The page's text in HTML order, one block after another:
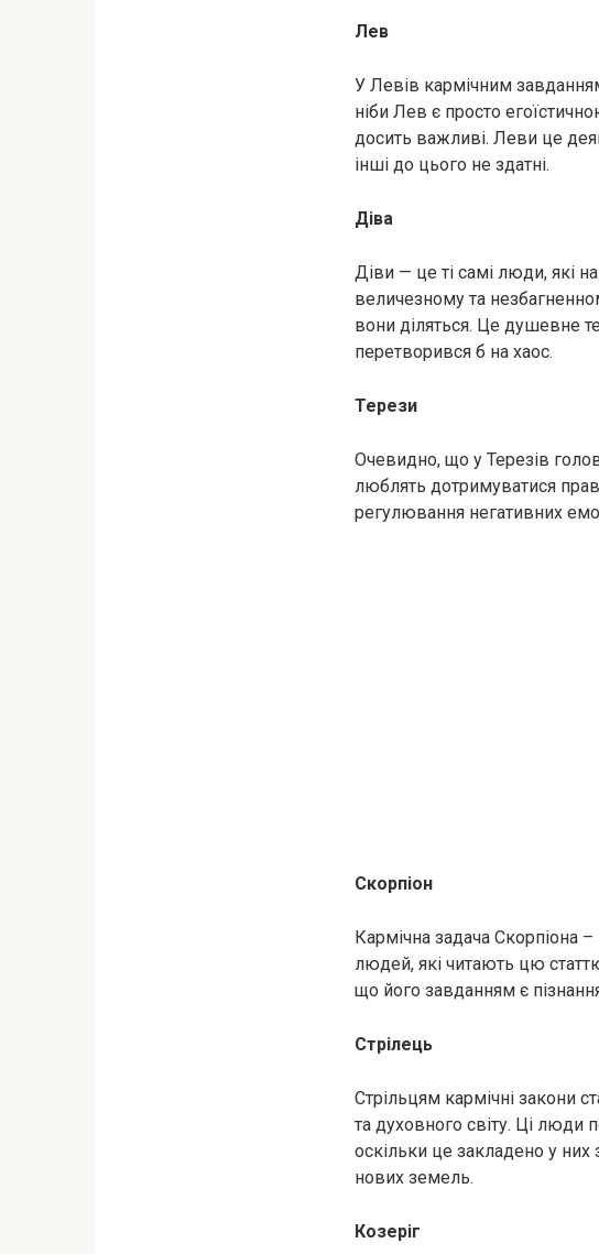
Лев
У Левів кармічним
ніби Лев є просто
досить важливі. Леви це
інші до цього не здатні.
Діва
Діви — це ті самі люди, які
величезному та
вони діляться. Це душевне
перетворився б на хаос.
Терези
Очевидно, що у Терезів
люблять дотримуватися
регулювання негативних
Скорпіон
Кармічна задача Скорпіона
людей, які читають цю
що його завданням є
Стрілець
Стрільцям кармічні закони
та духовного світу. Ці
оскільки це закладено у них
нових земель.
Козеріг